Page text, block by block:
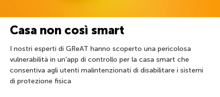
Casa non così smart
I nostri esperti di GReAT hanno scoperto una pericolosa
vulnerabilità in un’app di controllo per la casa smart che
consentiva agli utenti malintenzionati di disabilitare i sistemi
di protezione fisica